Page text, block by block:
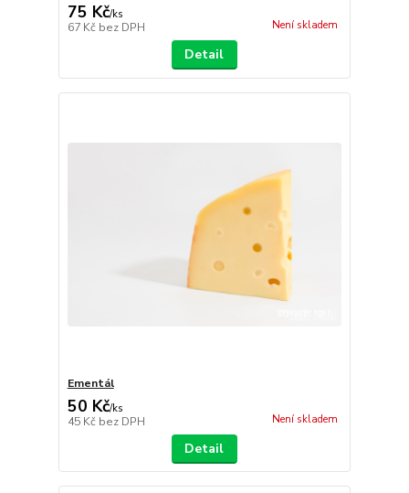
75 Kč/ks
67 Kč bez DPH Není skladem
Detail
Ementál
50 Kč/ks
45 Kč bez DPH Není skladem
Detail